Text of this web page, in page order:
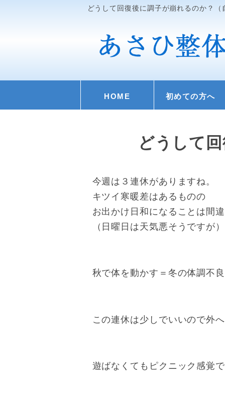
どうして回復後に調子が崩れるのか？（
HOME 初めての方へ
どうして
今週は３連休がありますね。
キツイ寒暖差はあるものの
お出かけ日和になることは間
（日曜日は天気悪そうですが）
秋で体を動かす＝冬の体調不
この連休は少しでいいので外
遊ばなくてもピクニック感覚で